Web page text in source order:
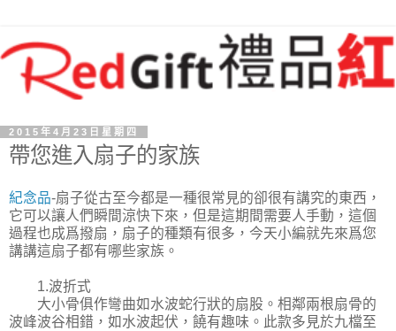
2015年4月23日星期四
帶您進入扇子的家族
紀念品-扇子從古至今都是一種很常見的卻很有講究的東西，
它可以讓人們瞬間涼快下來，但是這期間需要人手動，這個
過程也成爲撥扇，扇子的種類有很多，今天小編就先來爲您
講講這扇子都有哪些家族。
1.波折式
大小骨俱作彎曲如水波蛇行狀的扇股。相鄰兩根扇骨的
波峰波谷相錯，如水波起伏，饒有趣味。此款多見於九檔至